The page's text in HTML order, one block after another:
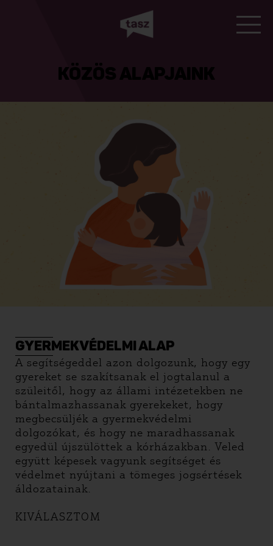
KÖZÖS ALAPJAINK
GYERMEKVÉDELMI ALAP
A segítségeddel azon dolgozunk, hogy egy
gyereket se szakítsanak el jogtalanul a
szüleitől, hogy az állami intézetekben ne
bántalmazhassanak gyerekeket, hogy
megbecsüljék a gyermekvédelmi
dolgozókat, és hogy ne maradhassanak
egyedül újszülöttek a kórházakban. Veled
együtt képesek vagyunk segítséget és
védelmet nyújtani a tömeges jogsértések
áldozatainak.
KIVÁLASZTOM